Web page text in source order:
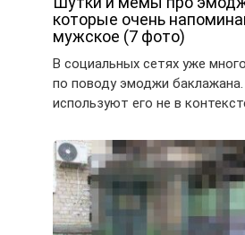
которые очень
мужское (7 фото)
В социальных сетях уже
по поводу эмоджи
используют его не в